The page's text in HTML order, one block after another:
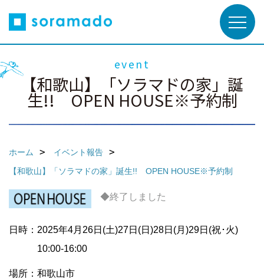
event
【和歌山】「ソラマドの家」誕
生!! OPEN HOUSE※予約制
ホーム
イベント報告
【和歌山】「ソラマドの家」誕生!! OPEN HOUSE※予約制
◆終了しました
日時：2025年4月26日(土)27日(日)28日(月)29日(祝･火)
10:00-16:00
場所：和歌山市